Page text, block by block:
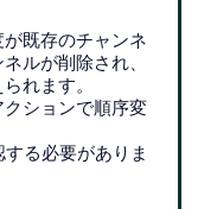
既存のチャンネ
ルが削除され、
れます。
ションで順序変
る必要がありま